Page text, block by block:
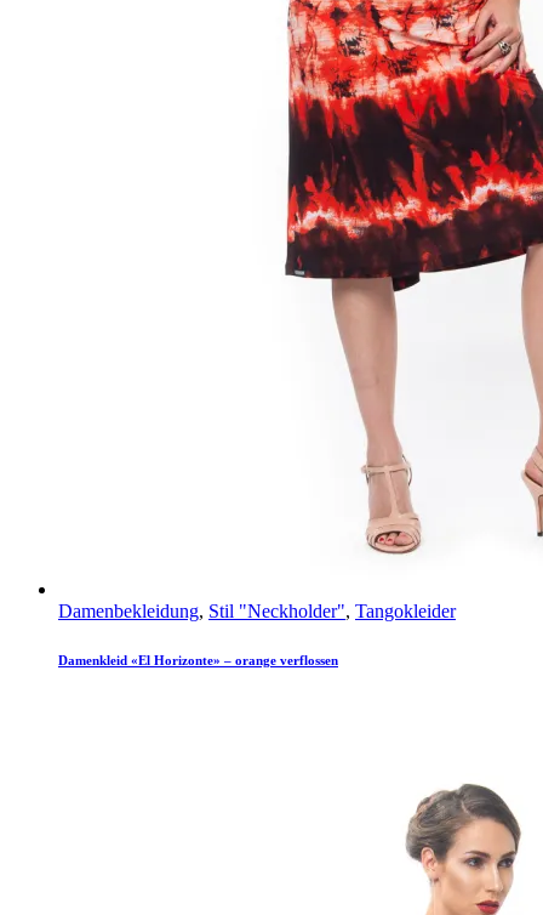
Damenbekleidung, Stil "Neckholder", Tangokleider
Damenkleid «El Horizonte» – orange verflossen